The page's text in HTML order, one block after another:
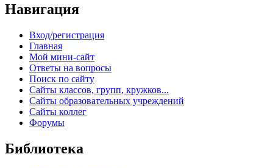
Навигация
Вход/регистрация
Главная
Мой мини-сайт
Ответы на вопросы
Поиск по сайту
Сайты классов, групп, кружков...
Сайты образовательных учреждений
Сайты коллег
Форумы
Библиотека